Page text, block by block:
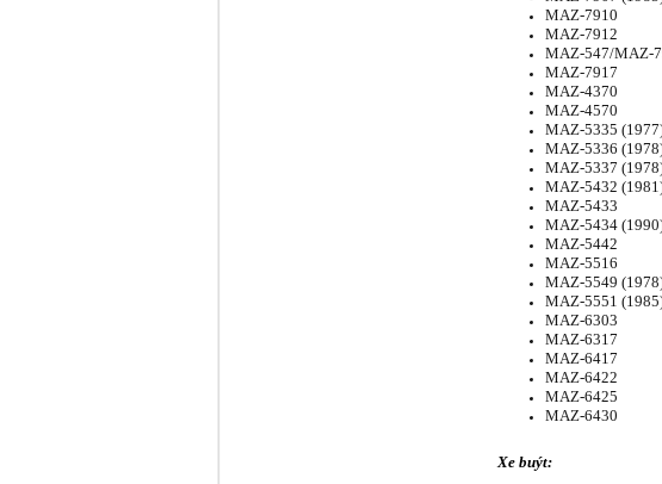
МАZ-7910
МАZ-7912
MAZ-547/MAZ-
MAZ-7917
МАZ-4370
МАZ-4570
MAZ-5335
МАZ-5336
МАZ-5337
МАZ-5432
МАZ-5433
МАZ-5434
МАZ-5442
МАZ-5516
MAZ-5549
МАZ-5551
МАZ-6303
МАZ-6317
МАZ-6417
МАZ-6422
МАZ-6425
МАZ-6430
Xe buýt: